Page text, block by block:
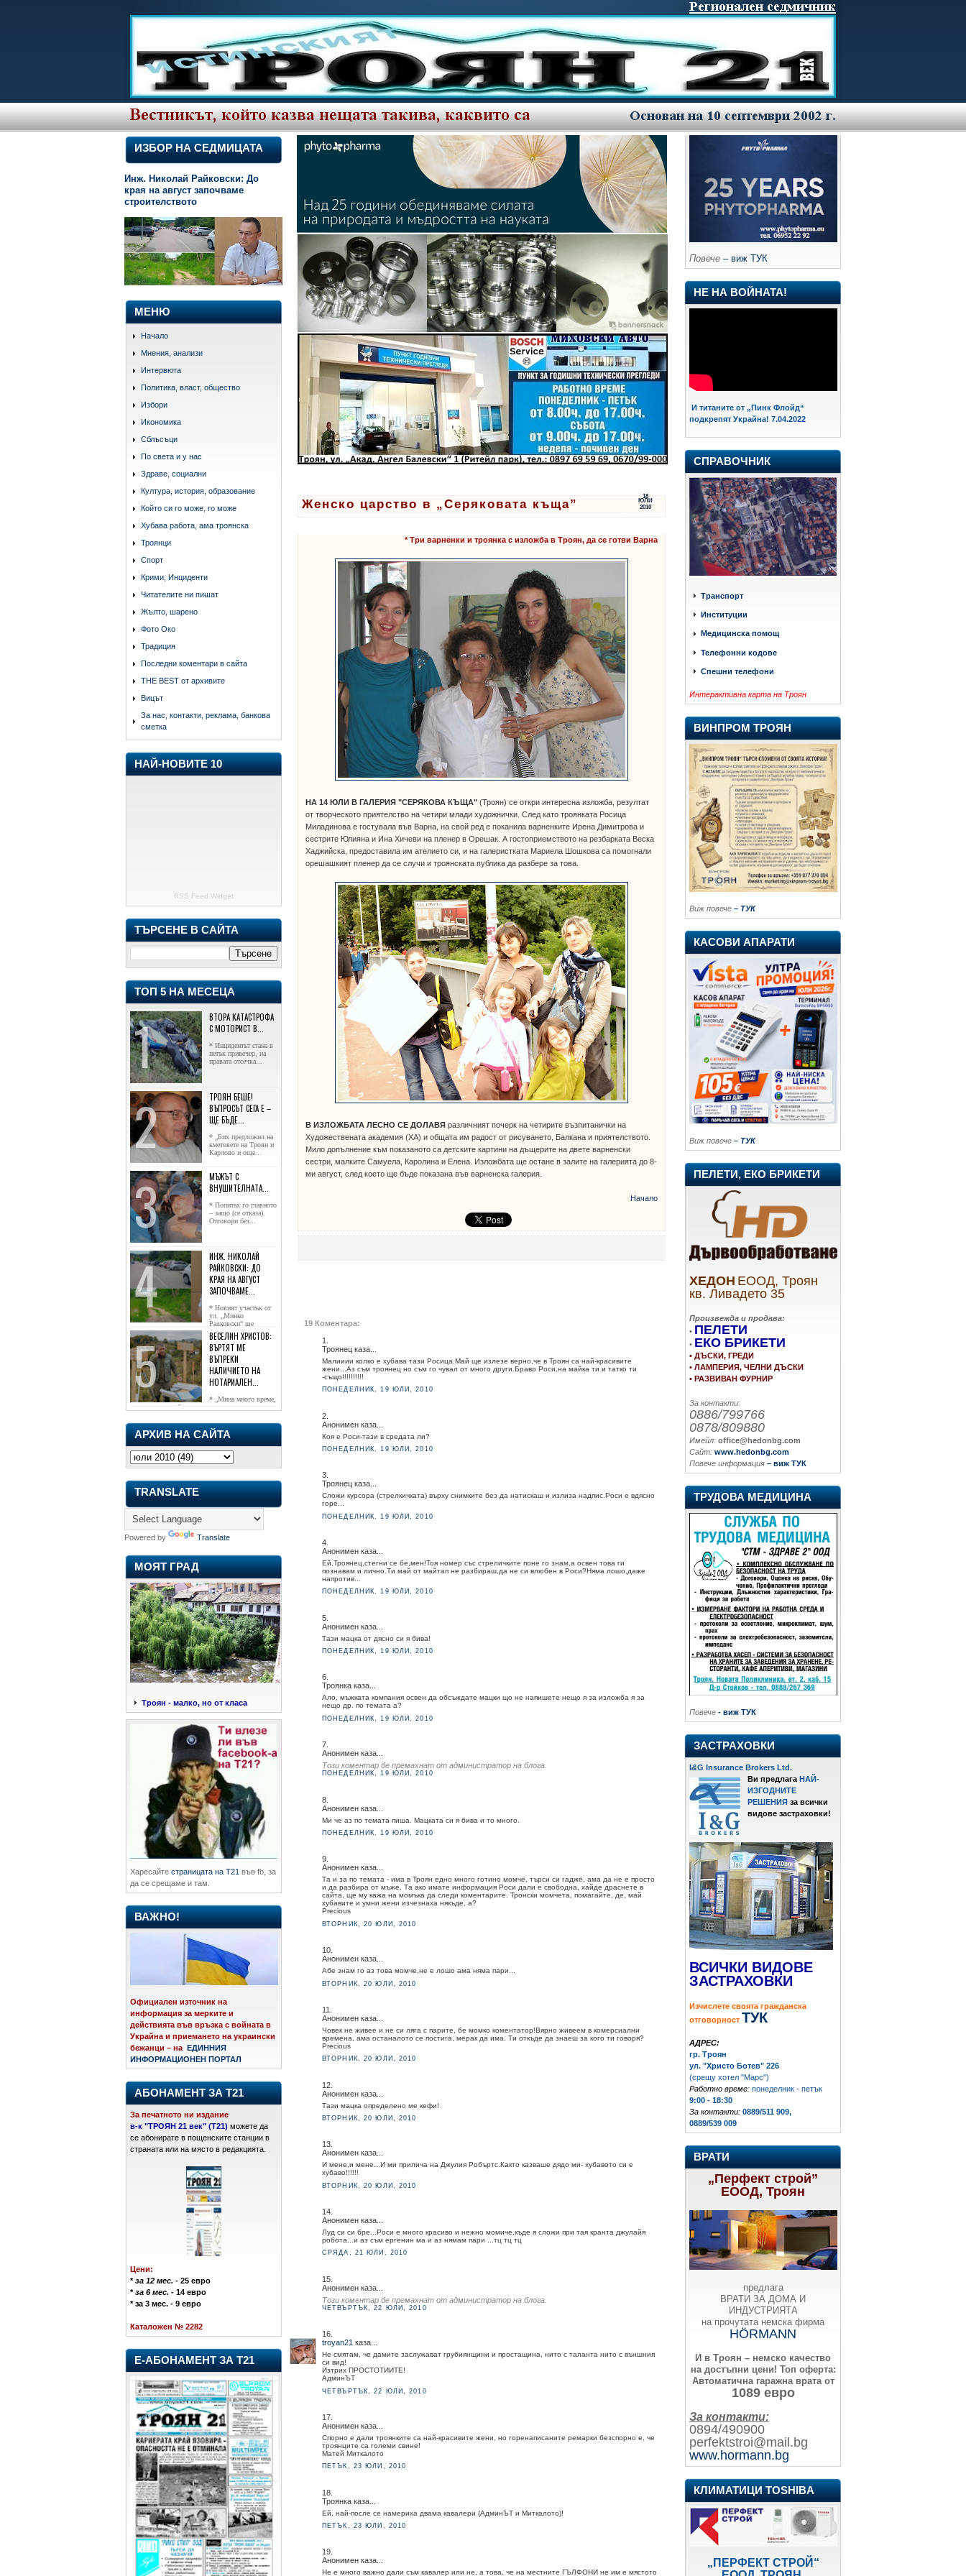
ИЗБОР НА СЕДМИЦАТА
Инж. Николай Райковски: До
края на август започваме
строителството
МЕНЮ
Начало
Мнения, анализи
Интервюта
Политика, власт, общество
Избори
Икономика
Сблъсъци
По света и у нас
Здраве, социални
Култура, история, образование
Който си го може, го може
Хубава работа, ама троянска
Троянци
Спорт
Крими, Инциденти
Читателите ни пишат
Жълто, шарено
Фото Око
Традиция
Последни коментари в сайта
THE BEST от архивите
Вицът
За нас, контакти, реклама, банкова
сметка
НАЙ-НОВИТЕ 10
RSS Feed Widget
ТЪРСЕНЕ В САЙТА
ТОП 5 НА МЕСЕЦА
ВТОРА КАТАСТРОФА
С МОТОРИСТ В...
* Инцидентът стана в
петък привечер, на
правата отсечка...
ТРОЯН БЕШЕ!
ВЪПРОСЪТ СЕГА Е –
ЩЕ БЪДЕ...
* „Бих предложил на
кметовете на Троян и
Карлово и още...
МЪЖЪТ С
ВНУШИТЕЛНАТА...
* Попитах го главното
– защо (се отказа).
Отговори без...
ИНЖ. НИКОЛАЙ
РАЙКОВСКИ: ДО
КРАЯ НА АВГУСТ
ЗАПОЧВАМЕ...
* Новият участък от
ул. „Минко
Радковски“ ще
достигне жк...
ВЕСЕЛИН ХРИСТОВ:
ВЪРТЯТ МЕ
ВЪПРЕКИ
НАЛИЧИЕТО НА
НОТАРИАЛЕН...
* „Мина много време,
чаках го да се обади, но нищо не...
АРХИВ НА САЙТА
TRANSLATE
Powered by Translate
МОЯТ ГРАД
Троян - малко, но от класа
Харесайте страницата на Т21 във fb, за
да се срещаме и там.
ВАЖНО!
Официален източник на
информация за мерките и
действията във връзка с войната в
Украйна и приемането на украински
бежанци – на
ЕДИННИЯ
ИНФОРМАЦИОНЕН ПОРТАЛ
АБОНАМЕНТ ЗА Т21
За печатното ни издание
в-к "ТРОЯН 21 век" (Т21) можете да
се абонирате в пощенските станции в
страната или на място в редакцията.
Цени:
*за 12 мес. - 25 евро
*за 6 мес. - 14 евро
* за 3 мес. - 9 евро
Каталожен № 2282
Е-АБОНАМЕНТ ЗА Т21
18
ЮЛИ
2010
Женско царство в „Серяковата къща”
* Три варненки и троянка с изложба в Троян, да се готви Варна
НА 14 ЮЛИ В ГАЛЕРИЯ "СЕРЯКОВА КЪЩА" (Троян) се откри интересна изложба, резултат
от творческото приятелство на четири млади художнички. След като троянката Росица
Миладинова е гостувала във Варна, на свой ред е поканила варненките Ирена Димитрова и
сестрите Юлияна и Ина Хичеви на пленер в Орешак. А гостоприемството на резбарката Веска
Хаджийска, предоставила им ателието си, и на галеристката Мариела Шошкова са помогнали
орешашкият пленер да се случи и троянската публика да разбере за това.
В ИЗЛОЖБАТА ЛЕСНО СЕ ДОЛАВЯ различният почерк на четирите възпитанички на
Художествената академия (ХА) и общата им радост от рисуването, Балкана и приятелството.
Мило допълнение към показаното са детските картини на дъщерите на двете варненски
сестри, малките Самуела, Каролина и Елена. Изложбата ще остане в залите на галерията до 8-
ми август, след което ще бъде показана във варненска галерия.
Начало
19 Коментара:
1.
Троянец каза...
Малииии колко е хубава тази Росица.Май ще излезе верно,че в Троян са най-красивите
жени...Аз съм троянец но съм го чувал от много други.Браво Роси,на майка ти и татко ти
-също!!!!!!!!!!
ПОНЕДЕЛНИК, 19 ЮЛИ, 2010
2.
Анонимен каза...
Коя е Роси-тази в средата ли?
ПОНЕДЕЛНИК, 19 ЮЛИ, 2010
3.
Троянец каза...
Сложи курсора (стрелкичката) върху снимките без да натискаш и излиза надпис.Роси е вдясно
горе...
ПОНЕДЕЛНИК, 19 ЮЛИ, 2010
4.
Анонимен каза...
Ей,Троянец,стегни се бе,мен!Тоя номер със стреличките поне го знам,а освен това ги
познавам и лично.Ти май от майтап не разбираш,да не си влюбен в Роси?Няма лошо,даже
напротив...
ПОНЕДЕЛНИК, 19 ЮЛИ, 2010
5.
Анонимен каза...
Тази мацка от дясно си я бива!
ПОНЕДЕЛНИК, 19 ЮЛИ, 2010
6.
Троянка каза...
Ало, мъжката компания освен да обсъждате мацки що не напишете нещо я за изложба я за
нещо др. по темата а?
ПОНЕДЕЛНИК, 19 ЮЛИ, 2010
7.
Анонимен каза...
Този коментар бе премахнат от администратор на блога.
ПОНЕДЕЛНИК, 19 ЮЛИ, 2010
8.
Анонимен каза...
Ми че аз по темата пиша. Мацката си я бива и то много.
ПОНЕДЕЛНИК, 19 ЮЛИ, 2010
9.
Анонимен каза...
Та и за по темата - има в Троян едно много готино момче, търси си гадже, ама да не е просто
и да разбира от мъже. Та ако имате информация Роси дали е свободна, хайде драснете в
сайта, ще му кажа на момъка да следи коментарите. Тронски момчета, помагайте, де, май
хубавите и умни жени изчезнаха някъде, а?
Precious
ВТОРНИК, 20 ЮЛИ, 2010
10.
Анонимен каза...
Абе знам го аз това момче,не е лошо ама няма пари...
ВТОРНИК, 20 ЮЛИ, 2010
11.
Анонимен каза...
Човек не живее и не си ляга с парите, бе момко коментатор!Вярно живеем в комерсиални
времена, ама останалото се постига, мерак да има. Ти откъде да знаеш за кого ти говоря?
Precious
ВТОРНИК, 20 ЮЛИ, 2010
12.
Анонимен каза...
Тази мацка определено ме кефи!
ВТОРНИК, 20 ЮЛИ, 2010
13.
Анонимен каза...
И мене,и мене...И ми прилича на Джулия Робъртс.Както казваше дядо ми- хубавото си е
хубаво!!!!!!
ВТОРНИК, 20 ЮЛИ, 2010
14.
Анонимен каза...
Луд си си бре...Роси е много красиво и нежно момиче,къде я сложи при тая кранта джулайя
робота...и аз съм ергенин ма и аз нямам пари ...тц тц тц
СРЯДА, 21 ЮЛИ, 2010
15.
Анонимен каза...
Този коментар бе премахнат от администратор на блога.
ЧЕТВЪРТЪК, 22 ЮЛИ, 2010
16.
troyan21 каза...
Не смятам, че дамите заслужават грубиянщини и простащина, нито с таланта нито с външния
си вид!
Изтрих ПРОСТОТИИТЕ!
АдминЪТ
ЧЕТВЪРТЪК, 22 ЮЛИ, 2010
17.
Анонимен каза...
Спорно е дали троянките са най-красивите жени, но горенаписаните ремарки безспорно е, че
троянците са големи свине!
Матей Миткалото
ПЕТЪК, 23 ЮЛИ, 2010
18.
Троянка каза...
Ей, най-после се намериха двама кавалери (АдминЪТ и Миткалото)!
ПЕТЪК, 23 ЮЛИ, 2010
19.
Анонимен каза...
Не е много важно дали съм кавалер или не, а това, че на местните ГЪЛФОНИ не им е мястото
Повече – виж ТУК
НЕ НА ВОЙНАТА!
И титаните от „Пинк Флойд“
подкрепят Украйна! 7.04.2022
СПРАВОЧНИК
Транспорт
Институции
Медицинска помощ
Телефонни кодове
Спешни телефони
Интерактивна карта на Троян
ВИНПРОМ ТРОЯН
Виж повече – ТУК
КАСОВИ АПАРАТИ
Виж повече – ТУК
ПЕЛЕТИ, ЕКО БРИКЕТИ
ХЕДОН ЕООД, Троян
кв. Ливадето 35
Произвежда и продава:
• ПЕЛЕТИ
• ЕКО БРИКЕТИ
• ДЪСКИ, ГРЕДИ
• ЛАМПЕРИЯ, ЧЕЛНИ ДЪСКИ
• РАЗВИВАН ФУРНИР
За контакти:
0886/799766
0878/809880
Имейл: office@hedonbg.com
Сайт: www.hedonbg.com
Повече информация – виж ТУК
ТРУДОВА МЕДИЦИНА
Повече - виж ТУК
ЗАСТРАХОВКИ
I&G Insurance Brokers Ltd.
Ви предлага НАЙ-
ИЗГОДНИТЕ
РЕШЕНИЯ за всички
видове застраховки!
ВСИЧКИ ВИДОВЕ
ЗАСТРАХОВКИ
Изчислете своята гражданска
отговорност ТУК
АДРЕС:
гр. Троян
ул. "Христо Ботев" 226
(срещу хотел "Марс")
Работно време: понеделник - петък
9:00 - 18:30
За контакти: 0889/511 909,
0889/539 009
ВРАТИ
„Перфект строй”
ЕООД, Троян
предлага
ВРАТИ ЗА ДОМА И
ИНДУСТРИЯТА
на прочутата немска фирма
HÖRMANN
И в Троян – немско качество
на достъпни цени! Топ оферта:
Автоматична гаражна врата от
1089 евро
За контакти:
0894/490900
perfektstroi@mail.bg
www.hormann.bg
КЛИМАТИЦИ TOSHIBA
„ПЕРФЕКТ СТРОЙ“